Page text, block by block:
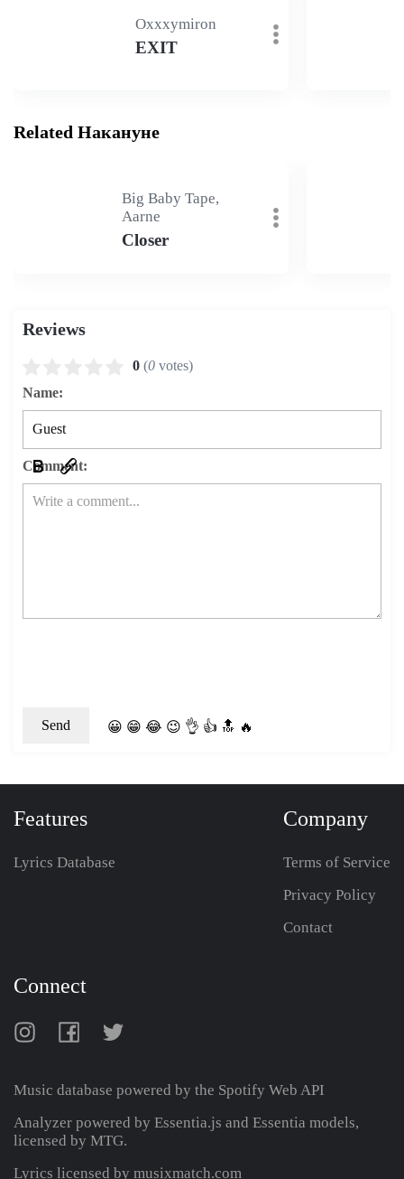
Oxxxymiron
EXIT
Related Накануне
Big Baby Tape,
Aarne
Closer
Reviews
0 (0 votes)
Name:
Comment:
😀 😁 😂 😉 👌 👍 🔝 🔥
Features
Lyrics Database
Company
Terms of Service
Privacy Policy
Contact
Connect
Music database powered by the Spotify Web API
Analyzer powered by Essentia.js and Essentia models,
licensed by MTG.
Lyrics licensed by musixmatch.com